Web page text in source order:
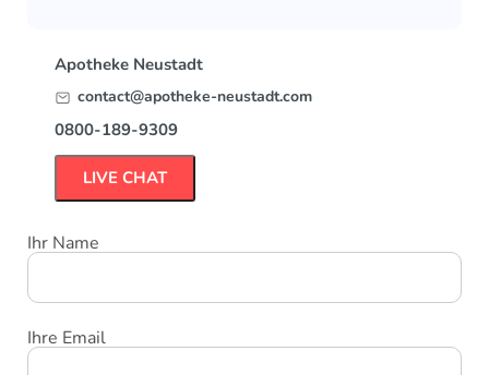
Apotheke Neustadt
contact@apotheke-neustadt.com
0800-189-9309
LIVE CHAT
Ihr Name
Ihre Email